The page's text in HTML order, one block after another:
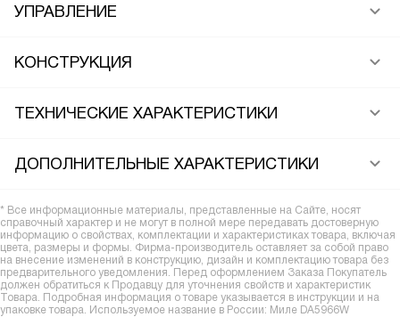
УПРАВЛЕНИЕ
КОНСТРУКЦИЯ
ТЕХНИЧЕСКИЕ ХАРАКТЕРИСТИКИ
ДОПОЛНИТЕЛЬНЫЕ ХАРАКТЕРИСТИКИ
* Все информационные материалы, представленные на Сайте, носят
справочный характер и не могут в полной мере передавать достоверную
информацию о свойствах, комплектации и характеристиках товара, включая
цвета, размеры и формы. Фирма-производитель оставляет за собой право
на внесение изменений в конструкцию, дизайн и комплектацию товара без
предварительного уведомления. Перед оформлением Заказа Покупатель
должен обратиться к Продавцу для уточнения свойств и характеристик
Товара. Подробная информация о товаре указывается в инструкции и на
упаковке товара. Используемое название в России: Миле DA5966W